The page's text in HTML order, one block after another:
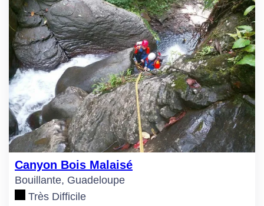
Canyon Bois Malaisé
Bouillante, Guadeloupe
Très Difficile